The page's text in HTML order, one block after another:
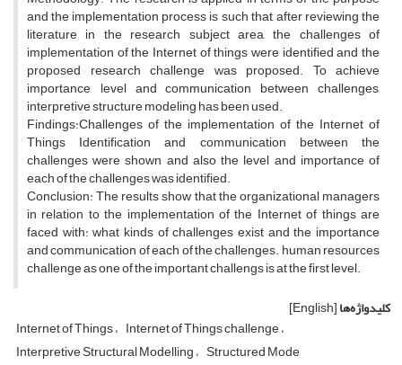
and the implementation process is such that, after reviewing the
literature in the research subject area, the challenges of
implementation of the Internet of things were identified and the
proposed research challenge was proposed. To achieve
importance, level and communication between challenges,
interpretive structure modeling has been used.
Findings:Challenges of the implementation of the Internet of
Things Identification and communication between the
challenges were shown and also the level and importance of
each of the challenges was identified.
Conclusion: The results show that the organizational managers
in relation to the implementation of the Internet of things are
faced with: what kinds of challenges exist and the importance
and communication of each of the challenges. human resources
challenge as one of the important challengs is at the first level.
کلیدواژه‌ها[English]
Internet of Things Internet of Things challenge
Interpretive Structural Modelling Structured Mode